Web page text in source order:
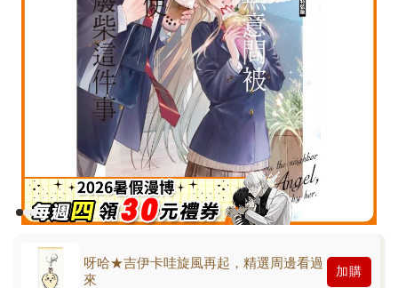
呀哈★吉伊卡哇旋風再起，精選周邊看過
來
加購